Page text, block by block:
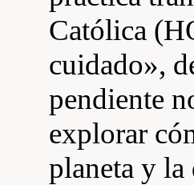
Católica
cuidado»,
pendiente
explorar
planeta y